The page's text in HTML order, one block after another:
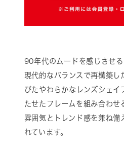
90年代のムードを感じさせる
現代的なバランスで再構築
びたやわらかなレンズシェイ
たせたフレームを組み合わせ
雰囲気とトレンド感を兼ね備
れています。